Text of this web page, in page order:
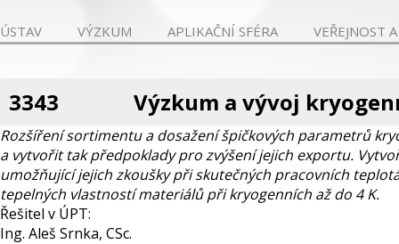
ÚSTAV VÝZKUM APLIKAČNÍ SFÉRA VEŘEJNOST
3343 Výzkum a vývoj
Rozšíření sortimentu a dosažení špičkových parametrů
a vytvořit tak předpoklady pro zvýšení jejich exportu.
umožňující jejich zkoušky při skutečných pracovních
tepelných vlastností materiálů při kryogenních až do 4 K.
Řešitel v ÚPT:
Ing. Aleš Srnka, CSc.